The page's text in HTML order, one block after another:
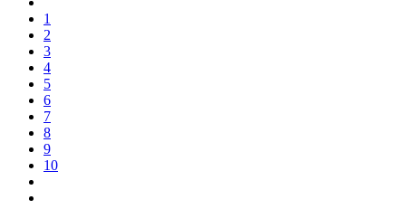
1
2
3
4
5
6
7
8
9
10